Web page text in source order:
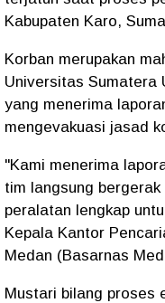
Kabupaten Karo,
Korban merupakan
Universitas Sumatera
yang menerima
mengevakuasi jasad
"Kami menerima
tim langsung
peralatan lengkap
Kepala Kantor
Medan (Basarnas
Mustari bilang proses